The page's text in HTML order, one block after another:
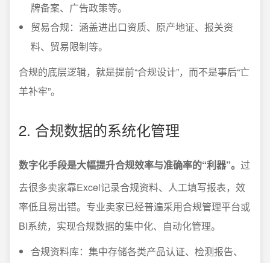
牌备案、广告政策等。
贸易合规：涵盖进出口资质、原产地证、报关资
料、贸易限制等。
合规的底层逻辑，就是提前“合规设计”，而不是事后“亡
羊补牢”。
2. 合规数据的系统化管理
数字化手段是大幅提升合规效率与准确率的“利器”。 过
去很多卖家靠Excel记录合规资料、人工填写报表，效
率低且易出错。专业卖家已经普遍采用合规管理平台或
BI系统，实现合规数据的集中化、自动化管理。
合规资料库：集中存储各类产品认证、检测报告、